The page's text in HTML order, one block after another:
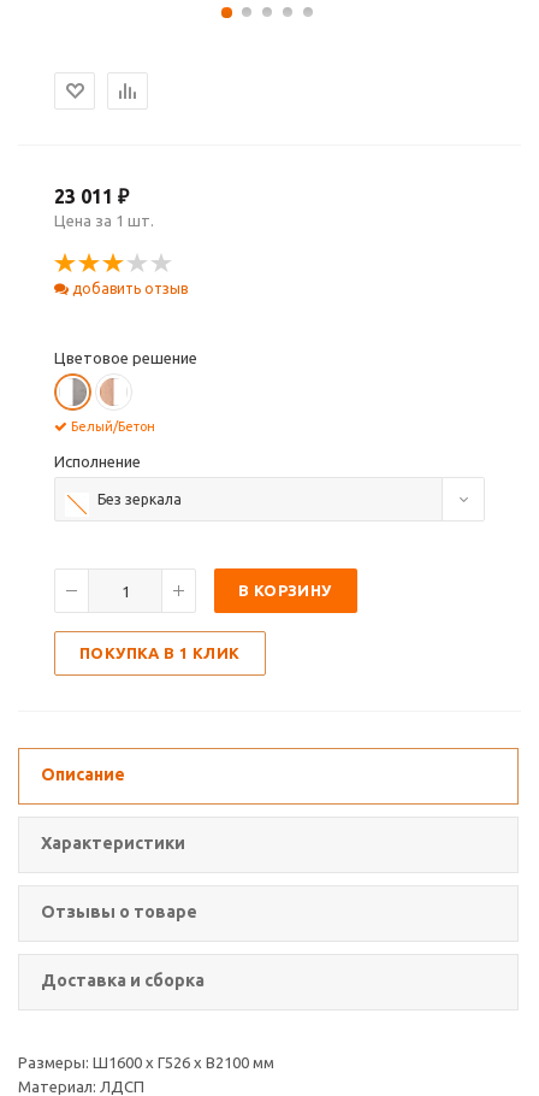
23 011 ₽
Цена за 1 шт.
добавить отзыв
Цветовое решение
Белый/Бетон
Исполнение
Без зеркала
В КОРЗИНУ
ПОКУПКА В 1 КЛИК
Описание
Характеристики
Отзывы о товаре
Доставка и сборка
Размеры: Ш1600 х Г526 х В2100 мм
Материал: ЛДСП